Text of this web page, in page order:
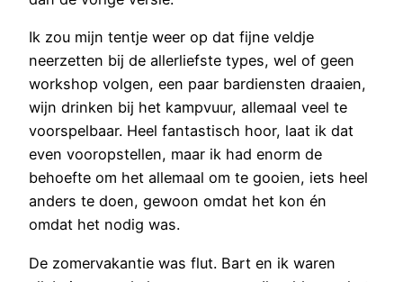
Ik zou mijn tentje weer op dat fijne veldje
neerzetten bij de allerliefste types, wel of geen
workshop volgen, een paar bardiensten draaien,
wijn drinken bij het kampvuur, allemaal veel te
voorspelbaar. Heel fantastisch hoor, laat ik dat
even vooropstellen, maar ik had enorm de
behoefte om het allemaal om te gooien, iets heel
anders te doen, gewoon omdat het kon én
omdat het nodig was.
De zomervakantie was flut. Bart en ik waren